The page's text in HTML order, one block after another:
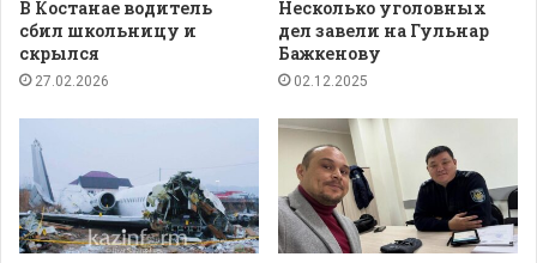
В Костанае водитель
сбил школьницу и
скрылся
27.02.2026
Несколько уголовных
дел завели на Гульнар
Бажкенову
02.12.2025